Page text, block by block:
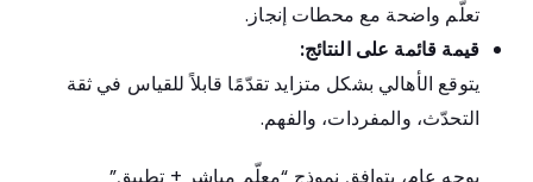
تعلّم واضحة مع محطات إنجاز.
قيمة قائمة على النتائج:
يتوقع الأهالي بشكل متزايد تقدّمًا قابلاً للقياس في ثقة
التحدّث، والمفردات، والفهم.